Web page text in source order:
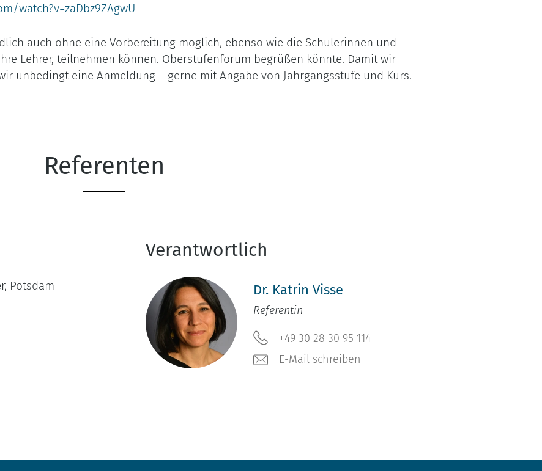
watch?v=zaDbz9ZAgwU
auch ohne eine Vorbereitung möglich, ebenso wie die Schülerinnen und
Lehrer, teilnehmen können. Oberstufenforum begrüßen könnte. Damit wir
unbedingt eine Anmeldung – gerne mit Angabe von Jahrgangsstufe und Kurs.
Referenten
Potsdam
Verantwortlich
Dr. Katrin Visse
Referentin
+49 30 28 30 95 114
E-Mail schreiben